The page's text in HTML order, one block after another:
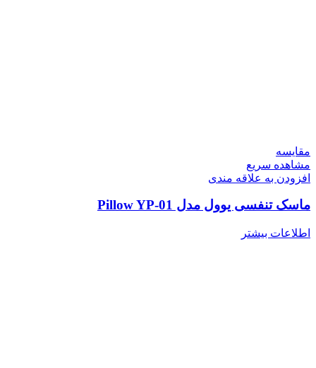
مقایسه
مشاهده سریع
افزودن به علاقه مندی
ماسک تنفسی یوول مدل Pillow YP-01
اطلاعات بیشتر